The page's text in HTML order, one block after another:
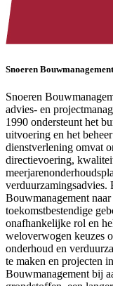
Snoeren
Snoeren
advies- en
1990 ondersteunt het
uitvoering en het
dienstverlening omvat
directievoering,
verduurzamingsadvies.
Bouwmanagement
toekomstbestendige
onafhankelijke rol en
weloverwogen keuzes
onderhoud en
te maken en projecten
Bouwmanagement bij